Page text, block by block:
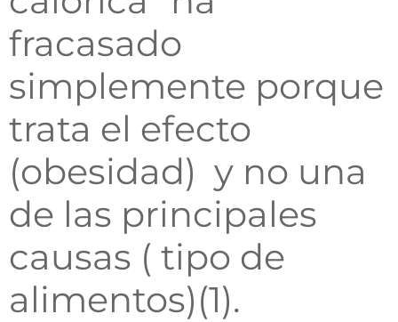
fracasado
simplemente porque
trata el efecto
(obesidad) y no una
de las principales
causas ( tipo de
alimentos)(1).